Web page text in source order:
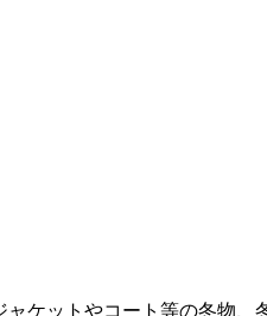
ケットやコート等の冬物